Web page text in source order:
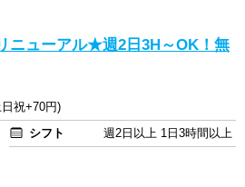
ニューアル★週2日3H～OK！無
祝+70円)
シフト
週2日以上 1日3時間以上